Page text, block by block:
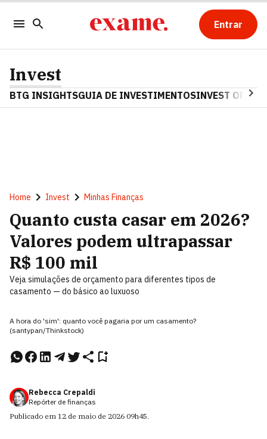
Entrar
Invest
BTG INSIGHTSGUIA DE INVESTIMENTOSINVEST OPINA
Home Invest Minhas Finanças
Quanto custa casar em 2026?
Valores podem ultrapassar
R$ 100 mil
Veja simulações de orçamento para diferentes tipos de
casamento — do básico ao luxuoso
A hora do 'sim': quanto você pagaria por um casamento?
(santypan/Thinkstock)
Rebecca Crepaldi
Repórter de finanças
Publicado em 12 de maio de 2026 09h45.